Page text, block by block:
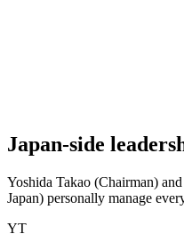
Japan-side
Yoshida Takao (Chairman)
Japan) personally manage
YT